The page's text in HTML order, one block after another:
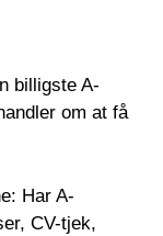
billigste A-
om at få
Har A-
CV-tjek,